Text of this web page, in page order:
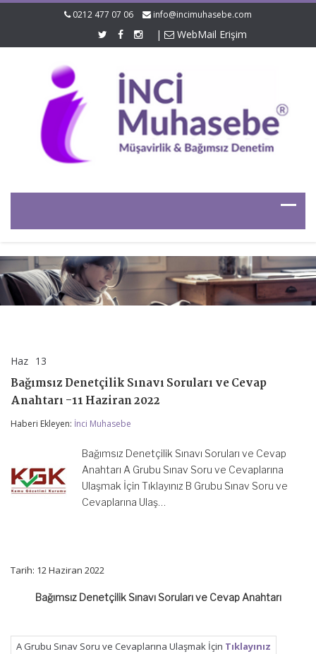
0212 477 07 06 info@incimuhasebe.com
| WebMail Erişim
Haz 13
Sınavı
Soruları
Cevap
Haziran
2022
için
Bağımsız Denetçilik Sınavı Soruları ve Cevap
Anahtarı -11 Haziran 2022
Haberi Ekleyen: İnci Muhasebe
Bağımsız Denetçilik Sınavı Soruları ve Cevap
Anahtarı A Grubu Sınav Soru ve Cevaplarına
Ulaşmak İçin Tıklayınız B Grubu Sınav Soru ve
Cevaplarına Ulaş…
Tarih: 12 Haziran 2022
Bağımsız Denetçilik Sınavı Soruları ve Cevap Anahtarı
A Grubu Sınav Soru ve Cevaplarına Ulaşmak İçin Tıklayınız